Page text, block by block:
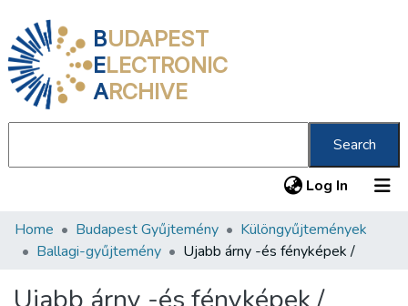
BUDAPEST
ELECTRONIC
ARCHIVE
Search
Log In (current)
Communities & Collections
Home Budapest Gyűjtemény
Különgyűjtemények
Ballagi-gyűjtemény
Ujabb árny -és fényképek /